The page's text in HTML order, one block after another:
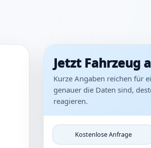
Jetzt Fahrzeug
Kurze Angaben reichen für
genauer die Daten sind,
reagieren.
Kostenlose Anfrage